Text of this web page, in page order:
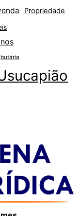
Propriedade